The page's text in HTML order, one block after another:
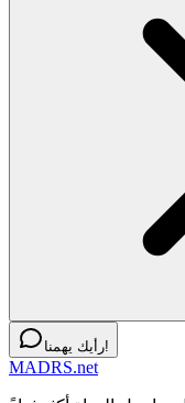
رأيك يهمنا!
MADRS.net